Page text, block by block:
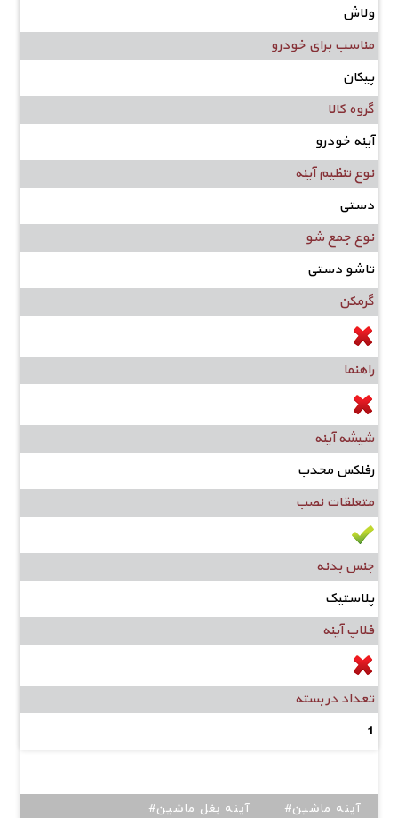
ولاش
مناسب برای خودرو
پیکان
گروه کالا
آینه خودرو
نوع تنظیم آینه
دستی
نوع جمع شو
تاشو دستی
گرمکن
راهنما
شیشه آینه
رفلکس محدب
متعلقات نصب
جنس بدنه
پلاستیک
فلاپ آینه
تعداد در بسته
1
#آینه ماشین
#آینه بغل ماشین